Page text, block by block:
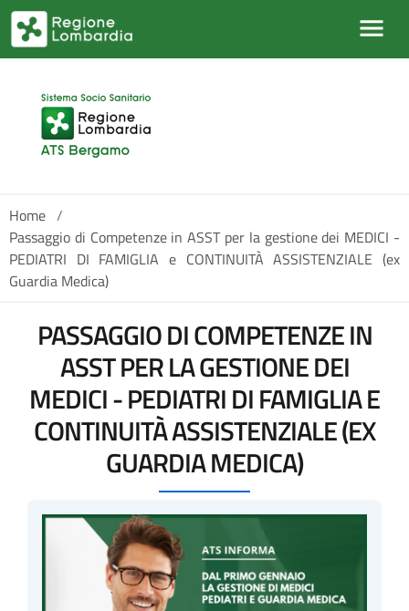
Salta al contenuto principale
Home /
Passaggio di Competenze in ASST per la gestione dei MEDICI -
PEDIATRI DI FAMIGLIA e CONTINUITÀ ASSISTENZIALE (ex
Guardia Medica)
PASSAGGIO DI COMPETENZE IN
ASST PER LA GESTIONE DEI
MEDICI - PEDIATRI DI FAMIGLIA E
CONTINUITÀ ASSISTENZIALE (EX
GUARDIA MEDICA)